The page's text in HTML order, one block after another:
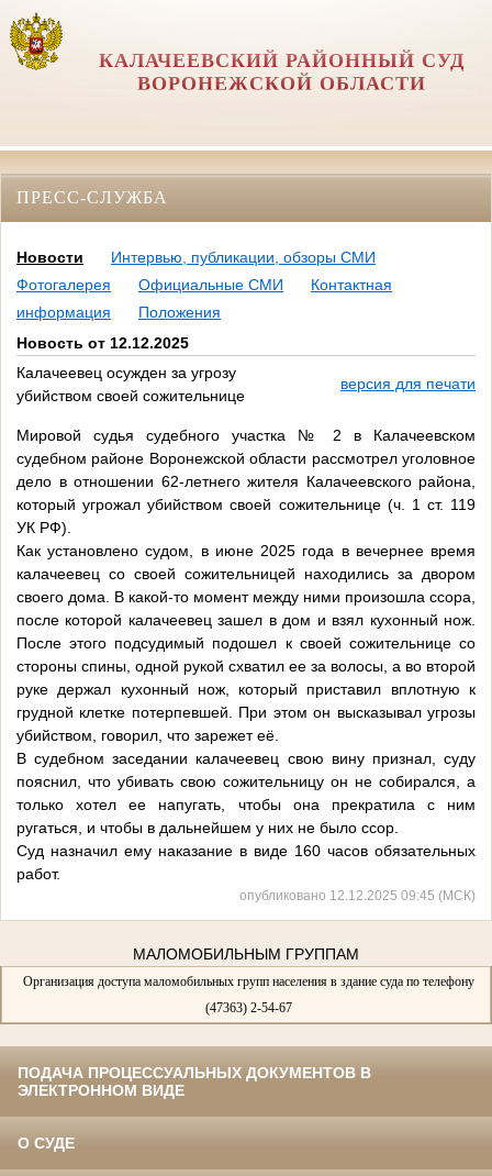
КАЛАЧЕЕВСКИЙ РАЙОННЫЙ СУД
ВОРОНЕЖСКОЙ ОБЛАСТИ
ПРЕСС-СЛУЖБА
Новости
Интервью, публикации, обзоры СМИ
Фотогалерея
Официальные СМИ
Контактная
информация
Положения
Новость от 12.12.2025
Калачеевец осужден за угрозу
убийством своей сожительнице
версия для печати
Мировой судья судебного участка № 2 в Калачеевском
судебном районе Воронежской области рассмотрел уголовное
дело в отношении 62-летнего жителя Калачеевского района,
который угрожал убийством своей сожительнице (ч. 1 ст. 119
УК РФ).
Как установлено судом, в июне 2025 года в вечернее время
калачеевец со своей сожительницей находились за двором
своего дома. В какой-то момент между ними произошла ссора,
после которой калачеевец зашел в дом и взял кухонный нож.
После этого подсудимый подошел к своей сожительнице со
стороны спины, одной рукой схватил ее за волосы, а во второй
руке держал кухонный нож, который приставил вплотную к
грудной клетке потерпевшей. При этом он высказывал угрозы
убийством, говорил, что зарежет её.
В судебном заседании калачеевец свою вину признал, суду
пояснил, что убивать свою сожительницу он не собирался, а
только хотел ее напугать, чтобы она прекратила с ним
ругаться, и чтобы в дальнейшем у них не было ссор.
Суд назначил ему наказание в виде 160 часов обязательных
работ.
опубликовано 12.12.2025 09:45 (МСК)
МАЛОМОБИЛЬНЫМ ГРУППАМ
Организация доступа маломобильных групп населения в здание суда по телефону
(47363) 2-54-67
ПОДАЧА ПРОЦЕССУАЛЬНЫХ ДОКУМЕНТОВ В
ЭЛЕКТРОННОМ ВИДЕ
О СУДЕ